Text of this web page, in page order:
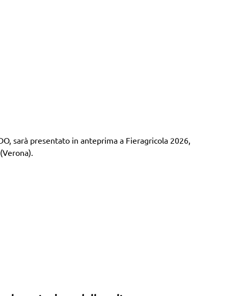
sarà presentato in anteprima a Fieragricola 2026,